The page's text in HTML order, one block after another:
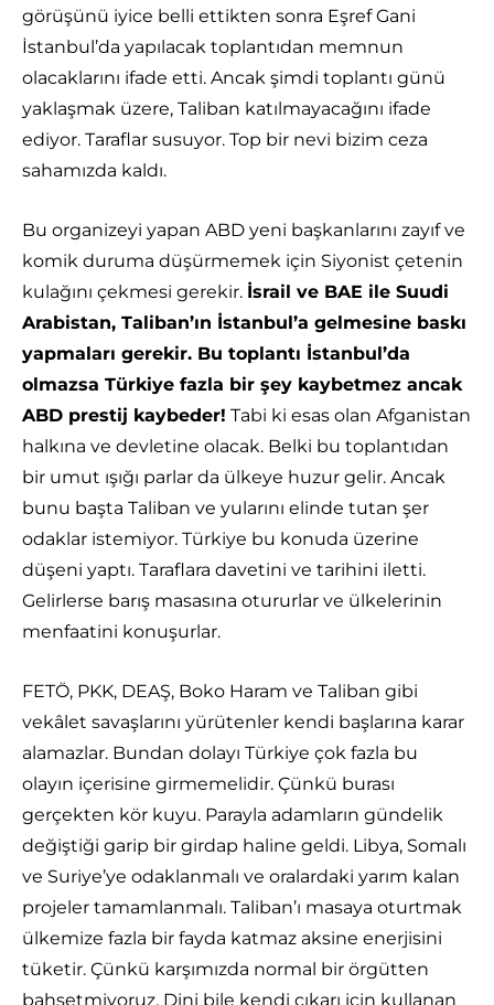
görüşünü iyice belli ettikten sonra Eşref Gani
İstanbul’da yapılacak toplantıdan memnun
olacaklarını ifade etti. Ancak şimdi toplantı günü
yaklaşmak üzere, Taliban katılmayacağını ifade
ediyor. Taraflar susuyor. Top bir nevi bizim ceza
sahamızda kaldı.
Bu organizeyi yapan ABD yeni başkanlarını zayıf ve
komik duruma düşürmemek için Siyonist çetenin
kulağını çekmesi gerekir. İsrail ve BAE ile Suudi
Arabistan, Taliban’ın İstanbul’a gelmesine baskı
yapmaları gerekir. Bu toplantı İstanbul’da
olmazsa Türkiye fazla bir şey kaybetmez ancak
ABD prestij kaybeder! Tabi ki esas olan Afganistan
halkına ve devletine olacak. Belki bu toplantıdan
bir umut ışığı parlar da ülkeye huzur gelir. Ancak
bunu başta Taliban ve yularını elinde tutan şer
odaklar istemiyor. Türkiye bu konuda üzerine
düşeni yaptı. Taraflara davetini ve tarihini iletti.
Gelirlerse barış masasına otururlar ve ülkelerinin
menfaatini konuşurlar.
FETÖ, PKK, DEAŞ, Boko Haram ve Taliban gibi
vekâlet savaşlarını yürütenler kendi başlarına karar
alamazlar. Bundan dolayı Türkiye çok fazla bu
olayın içerisine girmemelidir. Çünkü burası
gerçekten kör kuyu. Parayla adamların gündelik
değiştiği garip bir girdap haline geldi. Libya, Somalı
ve Suriye’ye odaklanmalı ve oralardaki yarım kalan
projeler tamamlanmalı. Taliban’ı masaya oturtmak
ülkemize fazla bir fayda katmaz aksine enerjisini
tüketir. Çünkü karşımızda normal bir örgütten
bahsetmiyoruz. Dini bile kendi çıkarı için kullanan